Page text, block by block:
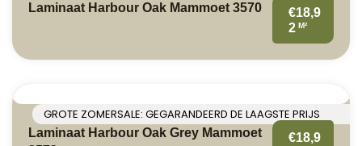
Laminaat Harbour Oak Mammoet 3570
€18,9
2 M²
GROTE ZOMERSALE: GEGARANDEERD DE LAAGSTE PRIJS
Laminaat Harbour Oak Grey Mammoet
€18,9